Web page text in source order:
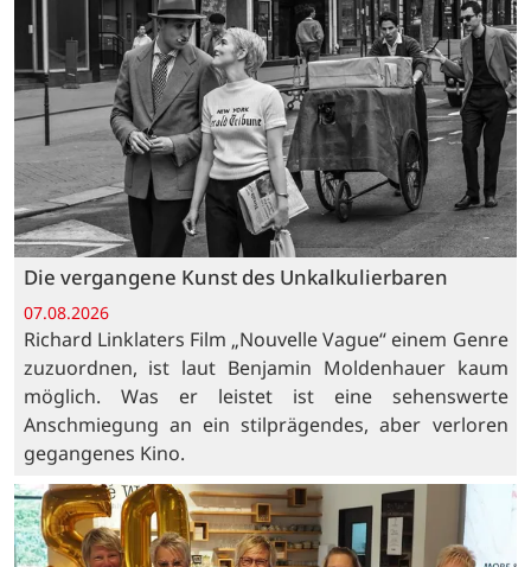
Die vergangene Kunst des Unkalkulierbaren
07.08.2026
Richard Linklaters Film „Nouvelle Vague“ einem Genre
zuzuordnen, ist laut Benjamin Moldenhauer kaum
möglich. Was er leistet ist eine sehenswerte
Anschmiegung an ein stilprägendes, aber verloren
gegangenes Kino.